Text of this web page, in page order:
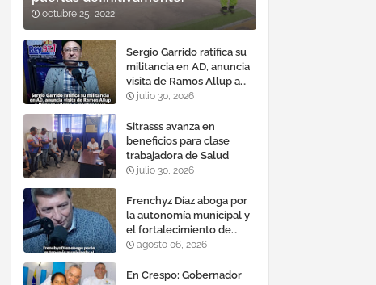
octubre 25, 2022
Sergio Garrido ratifica su
militancia en AD, anuncia
visita de Ramos Allup a
Barinas y llama a
cauteloso»
julio 30, 2026
Sitrasss avanza en
beneficios para clase
trabajadora de Salud
julio 30, 2026
Frenchyz Díaz aboga por
la autonomía municipal y
el fortalecimiento de
servicios públicos
agosto 06, 2026
En Crespo: Gobernador